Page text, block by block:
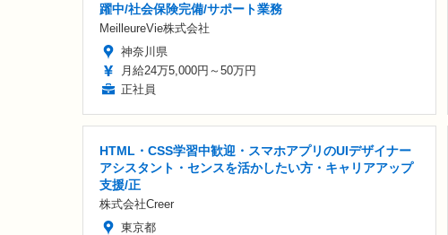
躍中/社会保険完備/サポート業務
MeilleureVie株式会社
神奈川県
月給24万5,000円～50万円
正社員
HTML・CSS学習中歓迎・スマホアプリのUIデザイナー
アシスタント・センスを活かしたい方・キャリアアップ
支援/正
株式会社Creer
東京都